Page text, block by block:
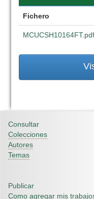
Fichero
Consultar
Colecciones
Autores
Temas
Publicar
Como agregar mis